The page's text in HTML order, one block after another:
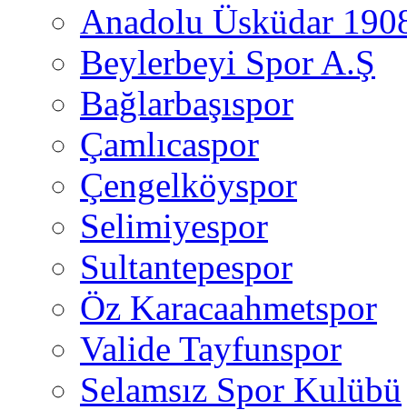
Anadolu Üsküdar
Beylerbeyi Spor A.Ş
Bağlarbaşıspor
Çamlıcaspor
Çengelköyspor
Selimiyespor
Sultantepespor
Öz Karacaahmetspor
Valide Tayfunspor
Selamsız Spor Kulübü